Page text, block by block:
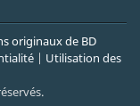
originaux de BD
| Utilisation des